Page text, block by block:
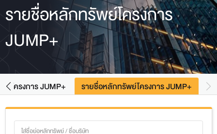
รายชื่อหลักทรัพย์โครงการ
JUMP+
ลโครงการ JUMP+ รายชื่อหลักทรัพย์โครงการ JUMP+